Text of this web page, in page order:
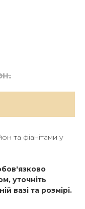
та фіанітами у
уточніть
вазі та розмірі.